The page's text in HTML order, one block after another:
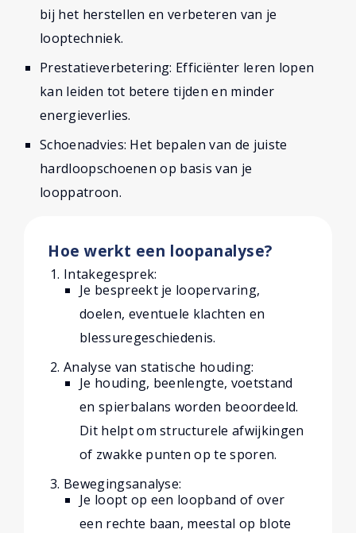
bij het herstellen en verbeteren van je
looptechniek.
Prestatieverbetering: Efficiënter leren lopen
kan leiden tot betere tijden en minder
energieverlies.
Schoenadvies: Het bepalen van de juiste
hardloopschoenen op basis van je
looppatroon.
Hoe werkt een loopanalyse?
Intakegesprek:
Je bespreekt je loopervaring,
doelen, eventuele klachten en
blessuregeschiedenis.
Analyse van statische houding:
Je houding, beenlengte, voetstand
en spierbalans worden beoordeeld.
Dit helpt om structurele afwijkingen
of zwakke punten op te sporen.
Bewegingsanalyse:
Je loopt op een loopband of over
een rechte baan, meestal op blote